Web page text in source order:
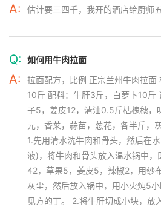
A: 估计要三四千，我开的酒店给厨师
Q: 如何用牛肉拉面
A:
拉面配方，比例 正宗兰州牛肉拉
10斤 配料：牛肝3斤，白萝卜10斤
子5，姜皮12，清油0.5斤枯槐穗，
元，香莱，蒜苗，葱花，各半斤，
1.先用清水洗牛肉和骨头，然后在
液)，将牛肉和骨头放入温水锅中
42，草果5，姜皮5，辣椒2，用纱
灰尘，然后放入锅中，用小火炖5
见方的丁。 2.将牛肝切成小块，放